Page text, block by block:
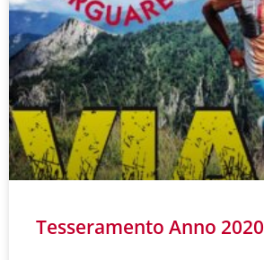
Tesseramento Anno 2020